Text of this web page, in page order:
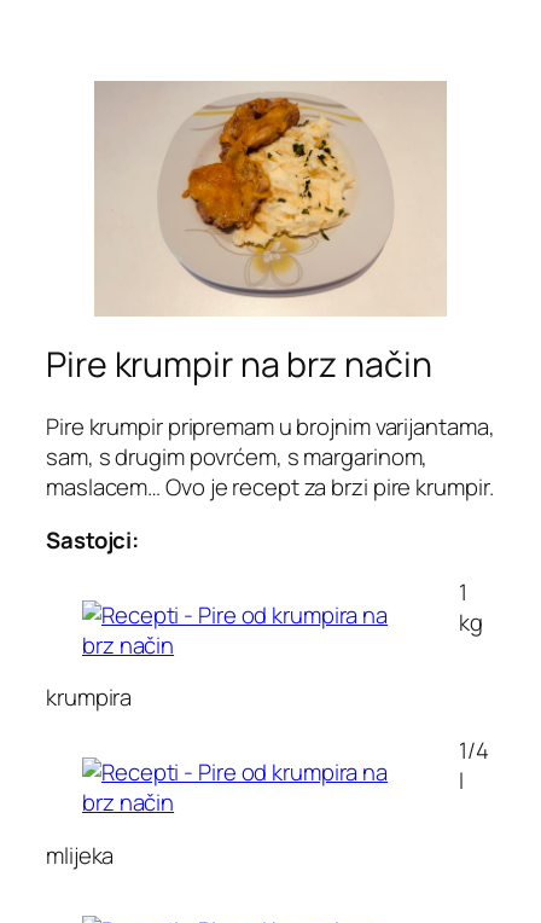
Pire krumpir na brz način
Pire krumpir pripremam u brojnim varijantama,
sam, s drugim povrćem, s margarinom,
maslacem… Ovo je recept za brzi pire krumpir.
Sastojci:
1
kg
krumpira
1/4
l
mlijeka